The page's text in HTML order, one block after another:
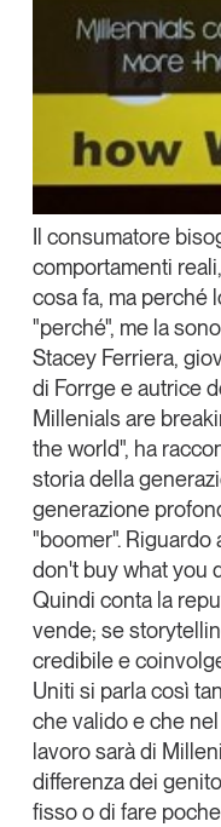
Tendenze
La nostra newsletter
Un anno di
Tendenze
Leggi il magazine
Tendenze è il
modo indipendente il
consumo e
consumatori
Il consumatore
comportamenti reali
cosa fa, ma perché
"perché", me la
Stacey Ferriera,
di Forrge e autrice
Millenials are
the world", ha
storia della
generazione
"boomer".
don't buy what you
Quindi conta la
vende; se
credibile e
Uniti si parla così
che valido e che
lavoro sarà di
differenza dei
fisso o di fare